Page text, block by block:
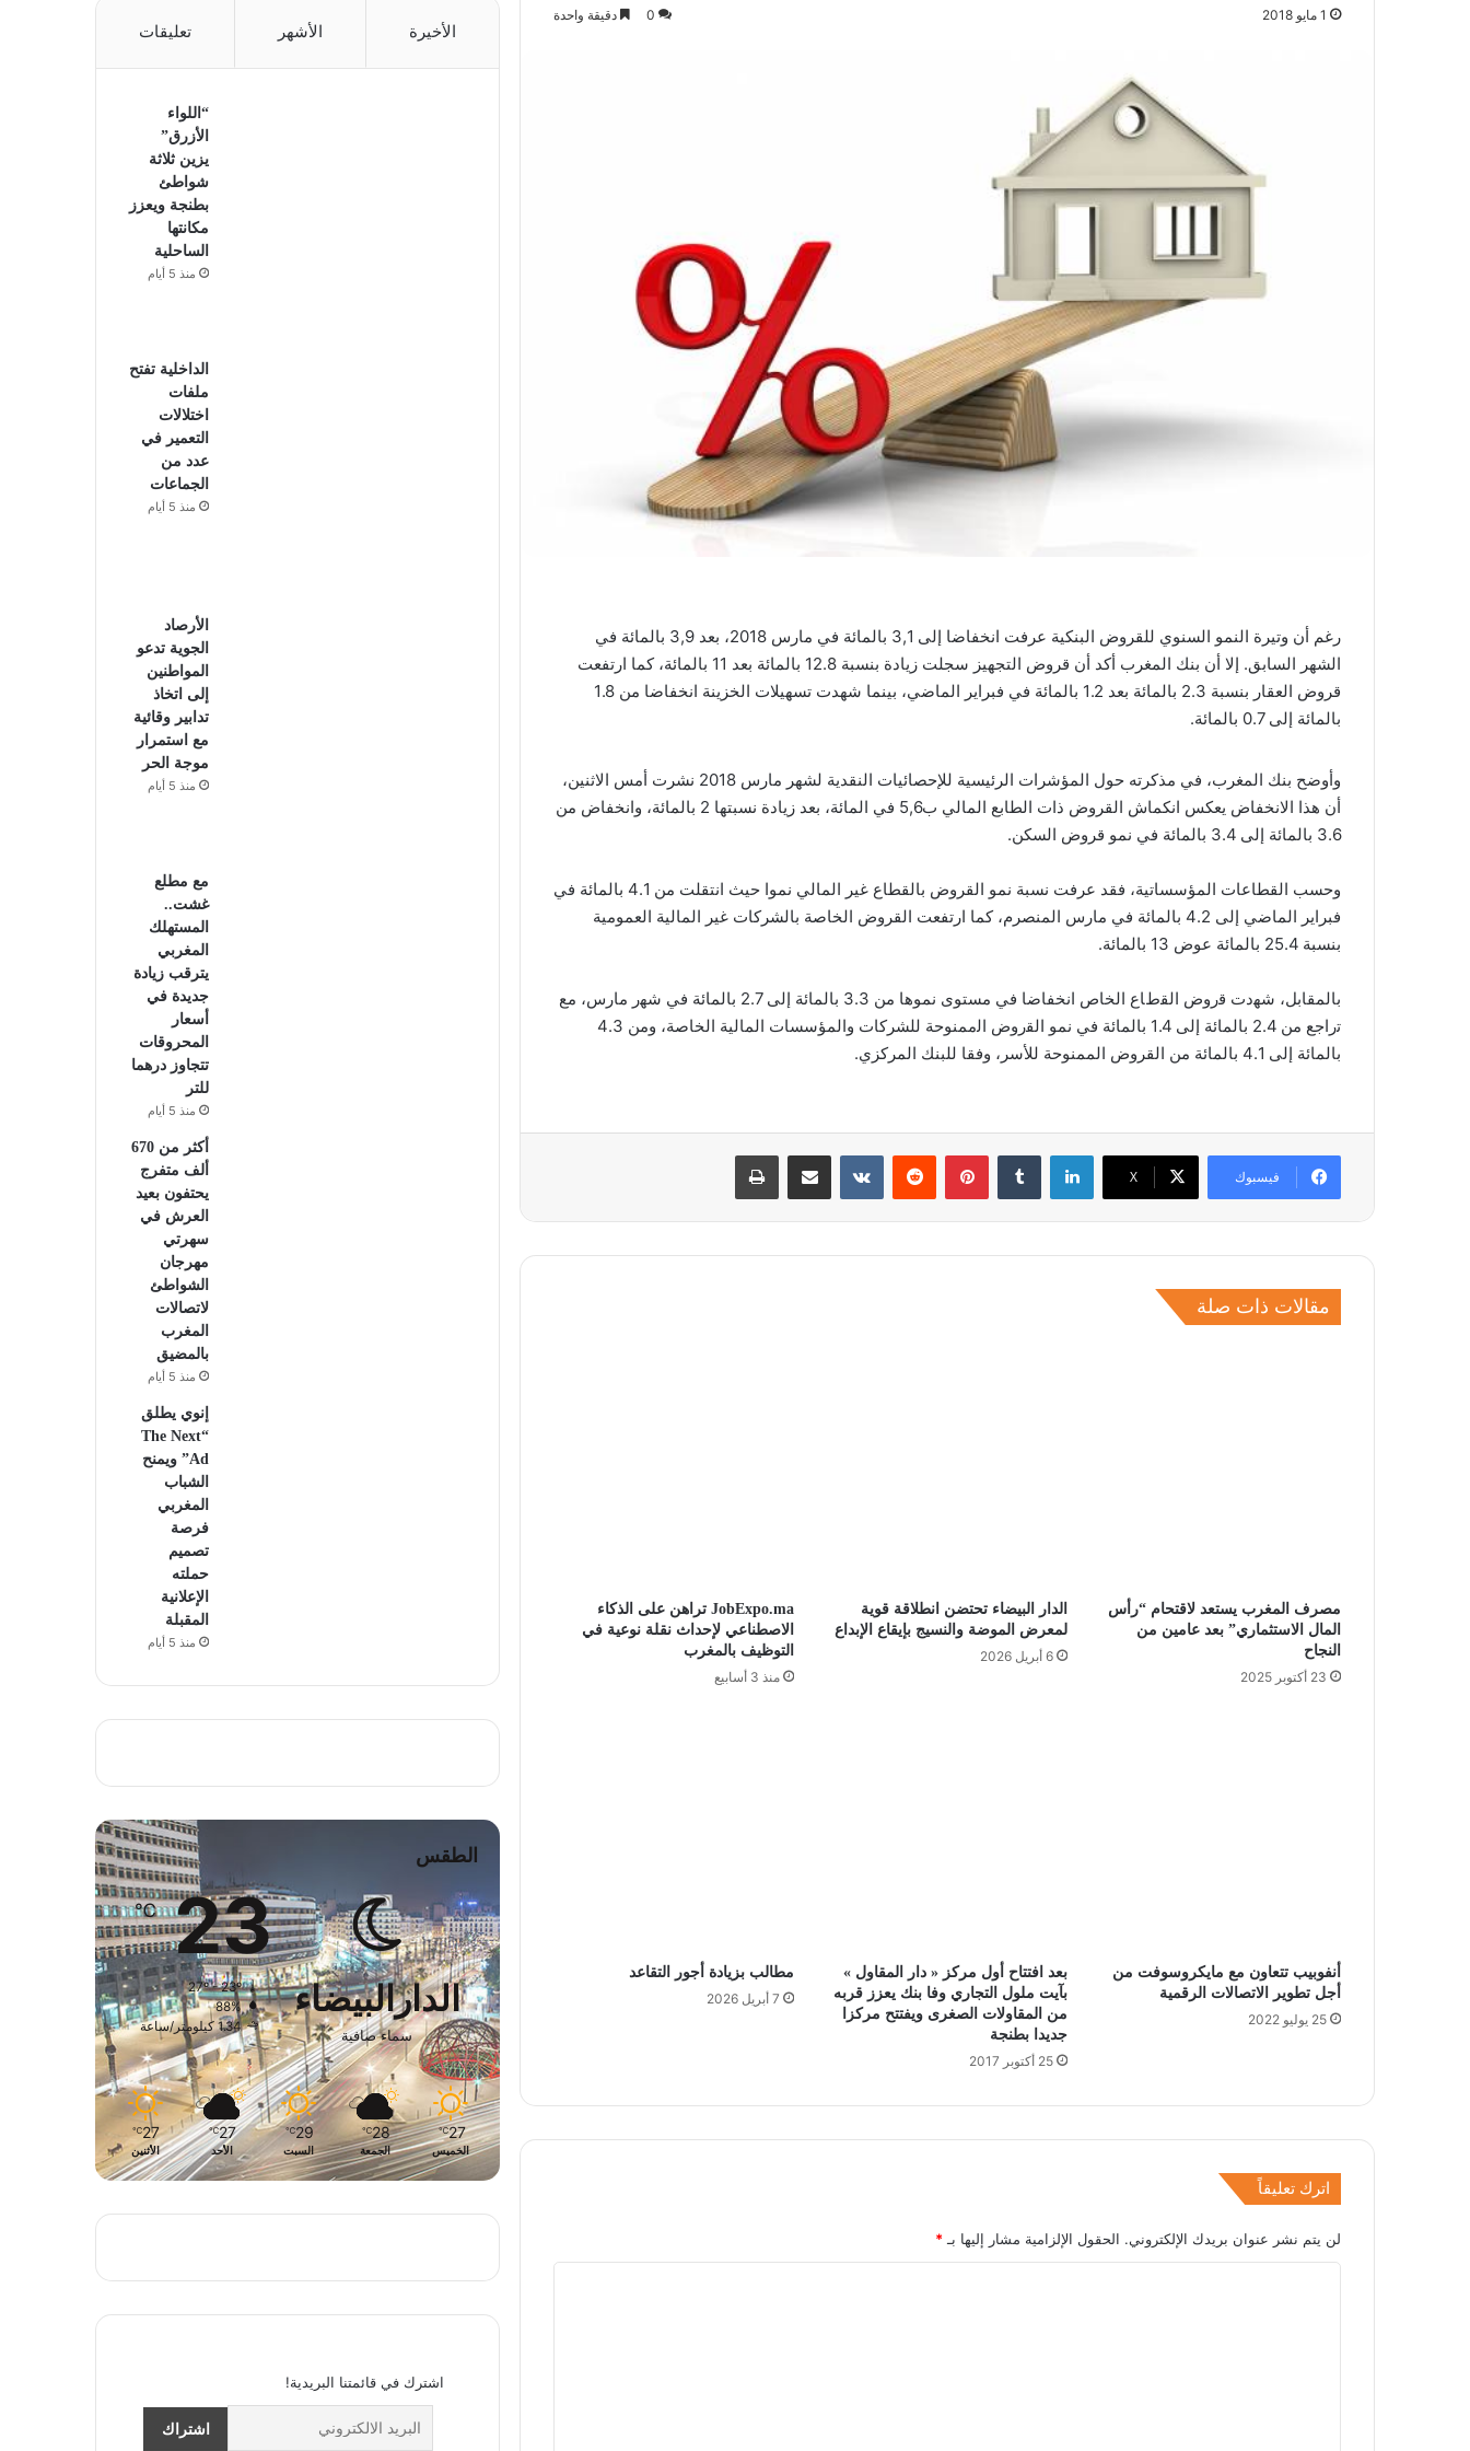
1 مايو 2018 0 دقيقة واحدة
رغم أن وتيرة النمو السنوي للقروض البنكية عرفت انخفاضا إلى 3,1 بالمائة في مارس 2018، بعد 3,9 بالمائة في
الشهر السابق. إلا أن بنك المغرب أكد أن قروض التجهيز سجلت زيادة بنسبة 12.8 بالمائة بعد 11 بالمائة، كما ارتفعت
قروض العقار بنسبة 2.3 بالمائة بعد 1.2 بالمائة في فبراير الماضي، بينما شهدت تسهيلات الخزينة انخفاضا من 1.8
بالمائة إلى 0.7 بالمائة.
وأوضح بنك المغرب، في مذكرته حول المؤشرات الرئيسية للإحصائيات النقدية لشهر مارس 2018 نشرت أمس الاثنين،
أن هذا الانخفاض يعكس انكماش القروض ذات الطابع المالي ب5,6 في المائة، بعد زيادة نسبتها 2 بالمائة، وانخفاض من
3.6 بالمائة إلى 3.4 بالمائة في نمو قروض السكن.
وحسب القطاعات المؤسساتية، فقد عرفت نسبة نمو القروض بالقطاع غير المالي نموا حيث انتقلت من 4.1 بالمائة في
فبراير الماضي إلى 4.2 بالمائة في مارس المنصرم، كما ارتفعت القروض الخاصة بالشركات غير المالية العمومية
بنسبة 25.4 بالمائة عوض 13 بالمائة.
بالمقابل، ﺷﮭدت ﻗروض اﻟﻘطﺎع الخاص انخفاضا ﻓﻲ مستوى نموها من 3.3 بالمائة إﻟﯽ 2.7 بالمائة ﻓﻲ ﺷﮭر ﻣﺎرس، ﻣﻊ
ﺗراﺟﻊ من 2.4 بالمائة إﻟﯽ 1.4 بالمائة ﻓﻲ نمو اﻟﻘروض اﻟممنوحة للشركات والمؤسسات المالية الخاصة، ومن 4.3
بالمائة إلى 4.1 بالمائة من القروض الممنوحة للأسر، وفقا للبنك المركزي.
فيسبوك ‫X
لينكدإن بينتيريست مشاركة عبر البريد طباعة
مقالات ذات صلة
مصرف المغرب يستعد لاقتحام “رأس
المال الاستثماري” بعد عامين من
النجاح
23 أكتوبر 2025
الدار البيضاء تحتضن انطلاقة قوية
لمعرض الموضة والنسيج بإيقاع الإبداع
6 أبريل 2026
JobExpo.ma تراهن على الذكاء
الاصطناعي لإحداث نقلة نوعية في
التوظيف بالمغرب
منذ 3 أسابيع
أنفوبيب تتعاون مع مايكروسوفت من
أجل تطوير الاتصالات الرقمية
25 يوليو 2022
بعد افتتاح أول مركز « دار المقاول »
بآيت ملول التجاري وفا بنك يعزز قربه
من المقاولات الصغرى ويفتتح مركزا
جديدا بطنجة
25 أكتوبر 2017
مطالب بزيادة أجور التقاعد
7 أبريل 2026
اترك تعليقاً
لن يتم نشر عنوان بريدك الإلكتروني. الحقول الإلزامية مشار إليها بـ *
الأخيرة الأشهر تعليقات
“اللواء
الأزرق”
يزين ثلاثة
شواطئ
بطنجة ويعزز
مكانتها
الساحلية
منذ 5 أيام
الداخلية تفتح
ملفات
اختلالات
التعمير في
عدد من
الجماعات
منذ 5 أيام
الأرصاد
الجوية تدعو
المواطنين
إلى اتخاذ
تدابير وقائية
مع استمرار
موجة الحر
منذ 5 أيام
مع مطلع
غشت..
المستهلك
المغربي
يترقب زيادة
جديدة في
أسعار
المحروقات
تتجاوز درهما
للتر
منذ 5 أيام
أكثر من 670
ألف متفرج
يحتفون بعيد
العرش في
سهرتي
مهرجان
الشواطئ
لاتصالات
المغرب
بالمضيق
منذ 5 أيام
إنوي يطلق
“The Next
Ad” ويمنح
الشباب
المغربي
فرصة
تصميم
حملته
الإعلانية
المقبلة
منذ 5 أيام
الطقس
الدارالبيضاء
سماء صافية
23
℃
27º - 23º
88%
1.34 كيلومتر/ساعة
27
℃
الخميس
28
℃
الجمعة
29
℃
السبت
27
℃
الأحد
27
℃
الأثنين
اشترك في قائمتنا البريدية!